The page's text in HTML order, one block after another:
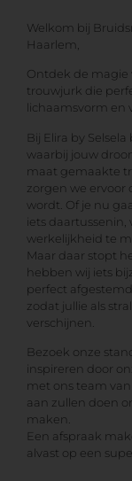
Welkom bij
Haarlem,
Ontdek de
trouwjurk die
lichaamsvorm en
Bij Elira by
waarbij jouw
maat gemaakte
zorgen we ervoor
wordt. Of je nu
iets daartussenin,
werkelijkheid te
Maar daar stopt
hebben wij iets
perfect
zodat jullie als
verschijnen.
Bezoek onze
inspireren door
met ons team
aan zullen doen
maken.
Een afspraak
alvast op een